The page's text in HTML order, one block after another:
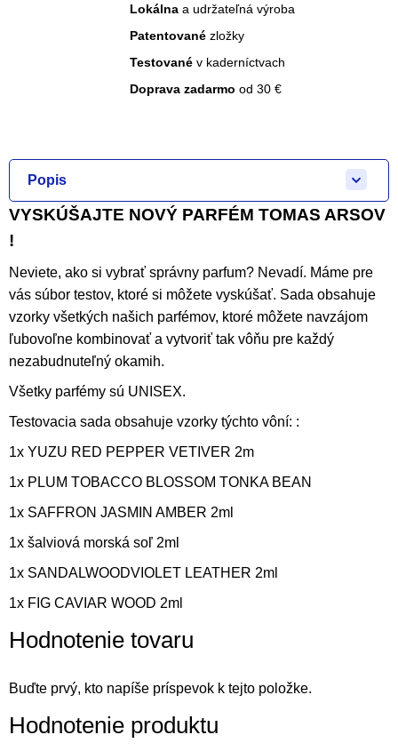
Lokálna a udržateľná výroba
Patentované zložky
Testované v kaderníctvach
Doprava zadarmo od 30 €
Popis
VYSKÚŠAJTE NOVÝ PARFÉM TOMAS ARSOV
!
Neviete, ako si vybrať správny parfum? Nevadí. Máme pre
vás súbor testov, ktoré si môžete vyskúšať. Sada obsahuje
vzorky všetkých našich parfémov, ktoré môžete navzájom
ľubovoľne kombinovať a vytvoriť tak vôňu pre každý
nezabudnuteľný okamih.
Všetky parfémy sú UNISEX.
Testovacia sada obsahuje vzorky týchto vôní: :
1x YUZU RED PEPPER VETIVER 2m
1x PLUM TOBACCO BLOSSOM TONKA BEAN
1x SAFFRON JASMIN AMBER 2ml
1x šalviová morská soľ 2ml
1x SANDALWOODVIOLET LEATHER 2ml
1x FIG CAVIAR WOOD 2ml
Hodnotenie tovaru
Buďte prvý, kto napíše príspevok k tejto položke.
Hodnotenie produktu